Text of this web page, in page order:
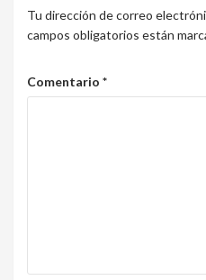
Tu dirección de correo
campos obligatorios están
Comentario *